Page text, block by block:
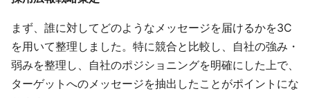
まず、誰に対してどのようなメッセージを届けるかを3C
を用いて整理しました。特に競合と比較し、自社の強み・
弱みを整理し、自社のポジショニングを明確にした上で、
ターゲットへのメッセージを抽出したことがポイントにな